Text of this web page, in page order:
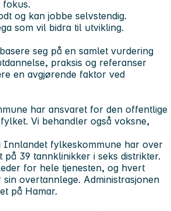
fokus.
og kan jobbe selvstendig.
som vil bidra til utvikling.
seg på en samlet vurdering
praksis og referanser
en avgjørende faktor ved
har ansvaret for den offentlige
Vi behandler også voksne,
Innlandet fylkeskommune har over
39 tannklinikker i seks distrikter.
for hele tjenesten, og hvert
overtannlege. Administrasjonen
på Hamar.